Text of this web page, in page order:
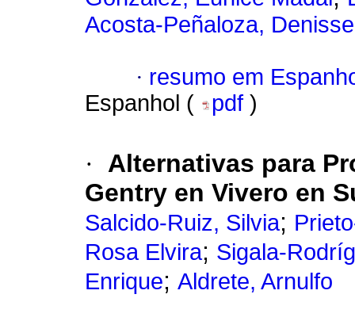
Acosta-Peñaloza, Denisse
· resumo em
Espanhol (
pdf )
·
Alternativas para
Gentry en Vivero en
Salcido-Ruiz, Silvia;
Rosa Elvira; Sigala-
Enrique; Aldrete, Arnulfo